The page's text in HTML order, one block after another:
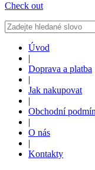
Check out
Úvod
|
Doprava a platba
|
Jak nakupovat
|
Obchodní
|
O nás
|
Kontakty